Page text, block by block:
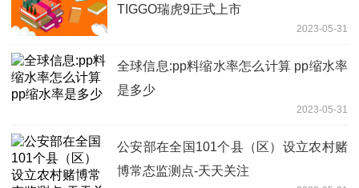
TIGGO瑞虎9正式上市
2023-05-31
全球信息:pp料缩水率怎么计算 pp缩水率
是多少
2023-05-31
公安部在全国101个县（区）设立农村赌
博常态监测点-天天关注